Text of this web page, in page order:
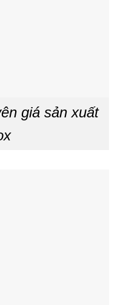
giá sản xuất